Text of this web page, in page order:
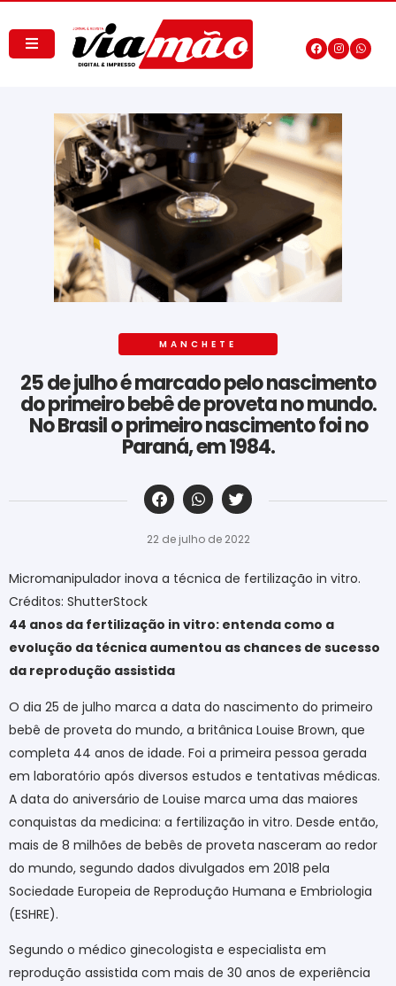
MANCHETE
25 de julho é marcado pelo nascimento
do primeiro bebê de proveta no mundo.
No Brasil o primeiro nascimento foi no
Paraná, em 1984.
‎ ‎ ‎ ‎ ‎ ‎ ‎ ‎ ‎ ‎ ‎ ‎ ‎ ‎ ‎ ‎ ‎ ‎ ‎ ‎ ‎ ‎ ‎ ‎ ‎ ‎ ‎ ‎ ‎ ‎ ‎
22 de julho de 2022
Micromanipulador inova a técnica de fertilização in vitro.
Créditos: ShutterStock
44 anos da fertilização in vitro: entenda como a
evolução da técnica aumentou as chances de sucesso
da reprodução assistida
O dia 25 de julho marca a data do nascimento do primeiro
bebê de proveta do mundo, a britânica Louise Brown, que
completa 44 anos de idade. Foi a primeira pessoa gerada
em laboratório após diversos estudos e tentativas médicas.
A data do aniversário de Louise marca uma das maiores
conquistas da medicina: a fertilização in vitro. Desde então,
mais de 8 milhões de bebês de proveta nasceram ao redor
do mundo, segundo dados divulgados em 2018 pela
Sociedade Europeia de Reprodução Humana e Embriologia
(ESHRE).
Segundo o médico ginecologista e especialista em
reprodução assistida com mais de 30 anos de experiência